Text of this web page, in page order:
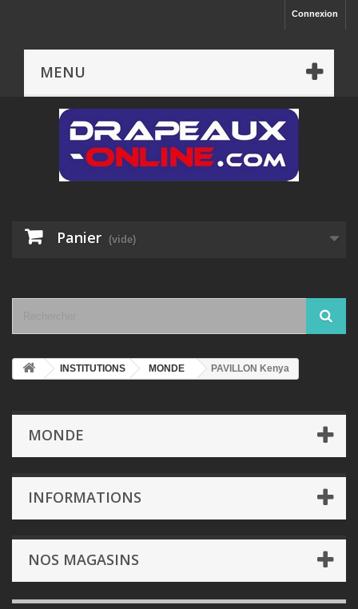
Connexion
MENU
Panier (vide)
INSTITUTIONS MONDE PAVILLON Kenya
MONDE
INFORMATIONS
NOS MAGASINS